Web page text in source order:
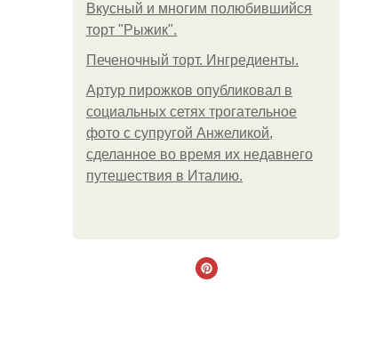
Вкусный и многим полюбившийся
торт "Рыжик".
Печеночный торт. Ингредиенты.
Артур пирожков опубликовал в
социальных сетях трогательное
фото с супругой Анжеликой,
сделанное во время их недавнего
путешествия в Италию.